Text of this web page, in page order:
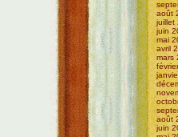
août
juillet
juin
mai
avril
mars
août
juin